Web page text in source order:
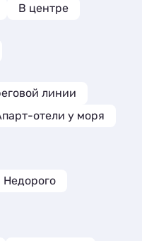
В центре
линии
отели у моря
Недорого